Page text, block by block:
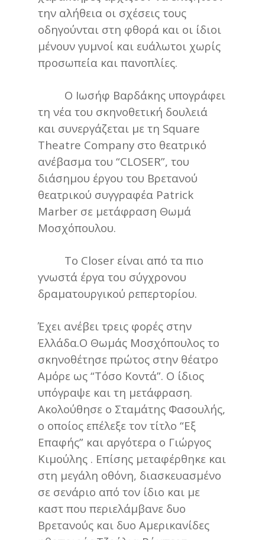
την αλήθεια οι σχέσεις τους
οδηγούνται στη φθορά και οι ίδιοι
μένουν γυμνοί και ευάλωτοι χωρίς
προσωπεία και πανοπλίες.
Ο Ιωσήφ Βαρδάκης υπογράφει
τη νέα του σκηνοθετική δουλειά
και συνεργάζεται με τη Square
Theatre Company στο θεατρικό
ανέβασμα του “CLOSER”, του
διάσημου έργου του Βρετανού
θεατρικού συγγραφέα Patrick
Marber σε μετάφραση Θωμά
Μοσχόπουλου.
Το Closer είναι από τα πιο
γνωστά έργα του σύγχρονου
δραματουργικού ρεπερτορίου.
Έχει ανέβει τρεις φορές στην
Ελλάδα.Ο Θωμάς Μοσχόπουλος το
σκηνοθέτησε πρώτος στην θέατρο
Αμόρε ως “Τόσο Κοντά”. Ο ίδιος
υπόγραψε και τη μετάφραση.
Ακολούθησε ο Σταμάτης Φασουλής,
ο οποίος επέλεξε τον τίτλο “Εξ
Επαφής” και αργότερα ο Γιώργος
Κιμούλης . Επίσης μεταφέρθηκε και
στη μεγάλη οθόνη, διασκευασμένο
σε σενάριο από τον ίδιο και με
καστ που περιελάμβανε δυο
Βρετανούς και δυο Αμερικανίδες